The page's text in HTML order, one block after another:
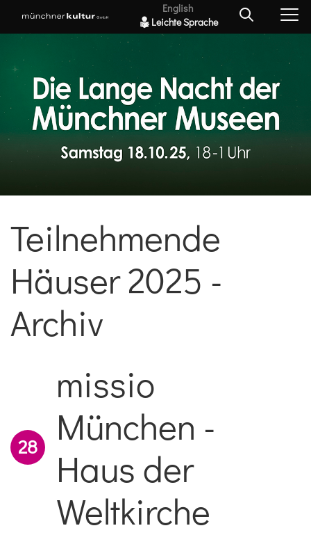
English
Leichte Sprache
Teilnehmende
Häuser 2025 -
Archiv
28
missio
München -
Haus der
Weltkirche